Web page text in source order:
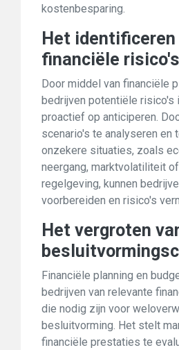
kostenbesparing.
Het identificeren
financiële
Door middel van financiële
bedrijven potentiële risico's
proactief op anticiperen.
scenario's te analyseren en
onzekere situaties, zoals
neergang, marktvolatiliteit
regelgeving, kunnen
voorbereiden en risico's
Het vergroten
Financiële planning en
bedrijven van relevante
die nodig zijn voor
besluitvorming. Het stelt
financiële prestaties te